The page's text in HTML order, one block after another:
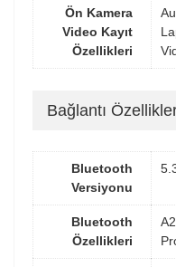
Ön Kamera
Video Kayıt
Özellikleri
Bağlantı
Bluetooth
Versiyonu
Bluetooth
Özellikleri